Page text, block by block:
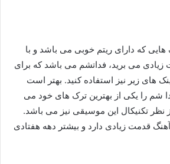
هایی که دارای ریتم خوبی می باشد و با
می برید، فداتشم می باشد که برای
های زیر نیز استفاده کنید. بهتر است
شم را یکی از بهترین ترک های خود می
نظر تکنیکال این موسیقی نیز می باشد.
قدمت زیادی دارد و بیشتر دهه هفتادی